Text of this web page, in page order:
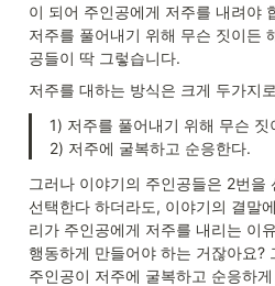
이 되어 주인공에게 저주를 내려야
저주를 풀어내기 위해 무슨 짓이든
공들이 딱 그렇습니다.
저주를 대하는 방식은 크게 두가지
1) 저주를 풀어내기 위해 무슨 짓
2) 저주에 굴복하고 순응한다.
그러나 이야기의 주인공들은 2번을
선택한다 하더라도, 이야기의 결말
리가 주인공에게 저주를 내리는 이
행동하게 만들어야 하는 거잖아요?
주인공이 저주에 굴복하고 순응하